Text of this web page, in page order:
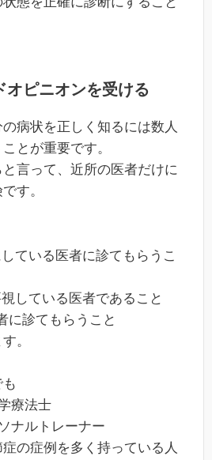
オピニオンを受ける
病状を正しく知るには数人
とが重要です。
言って、近所の医者だけに
す。
ている医者に診てもらうこ
している医者であること
に診てもらうこと
。
療法士
ナルトレーナー
の症例を多く持っている人